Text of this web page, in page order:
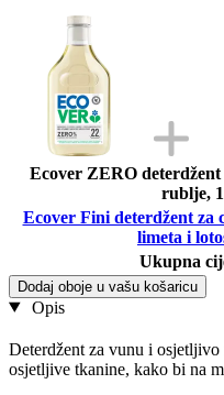
Ecover ZERO
rublje,
Ecover Fini deterdžent za
limeta i
Ukupna
Dodaj oboje u vašu košaricu
Opis
Deterdžent za vunu i
osjetljive tkanine, kako bi na